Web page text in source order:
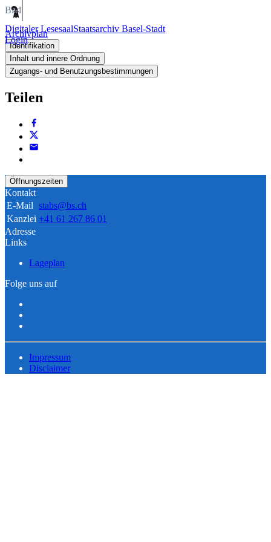
Digitaler LesesaalStaatsarchiv Basel-Stadt
Login
Bild
Archivplan
Identifikation
Inhalt und innere Ordnung
Zugangs- und Benutzungsbestimmungen
Teilen
Öffnungszeiten
Kontakt
E-Mail stabs@bs.ch
Kanzlei +41 61 267 86 01
Adresse
Links
Lageplan
Folge uns auf
Impressum
Disclaimer